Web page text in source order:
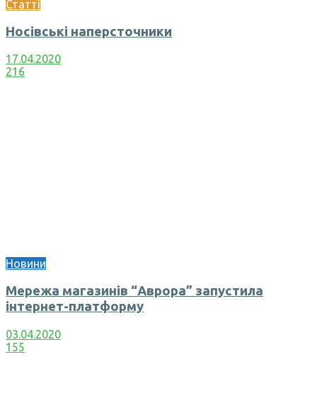
Статті
Носівські наперсточники
17.04.2020
216
Новини
Мережа магазинів “Аврора” запустила
інтернет-платформу
03.04.2020
155